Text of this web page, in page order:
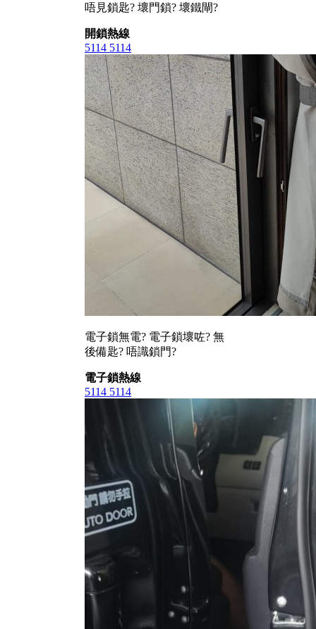
唔見鎖匙? 壞門鎖? 壞鐵閘?
開鎖熱線
5114 5114
電子鎖無電? 電子鎖壞咗? 無
後備匙? 唔識鎖門?
電子鎖熱線
5114 5114